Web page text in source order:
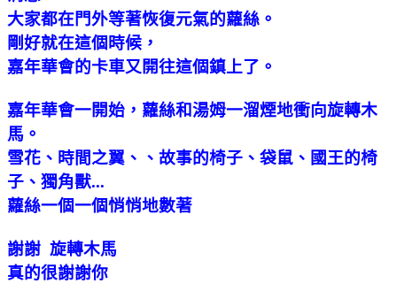
大家都在門外等著恢復元氣的蘿絲。
剛好就在這個時候，
嘉年華會的卡車又開往這個鎮上了。
嘉年華會一開始，蘿絲和湯姆一溜煙地衝向旋轉木
馬。
雪花、時間之翼、、故事的椅子、袋鼠、國王的椅
子、獨角獸...
蘿絲一個一個悄悄地數著
謝謝 旋轉木馬
真的很謝謝你